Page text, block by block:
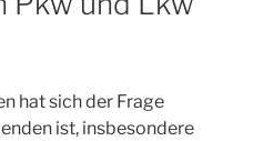
hat sich der Frage
ist, insbesondere